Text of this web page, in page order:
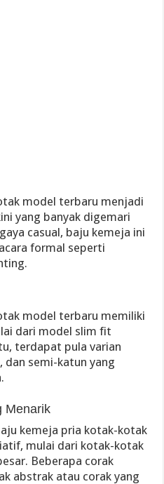
model terbaru menjadi
yang banyak digemari
casual, baju kemeja ini
formal seperti
model terbaru memiliki
dari model slim fit
terdapat pula varian
dan semi-katun yang
Menarik
kemeja pria kotak-kotak
mulai dari kotak-kotak
Beberapa corak
abstrak atau corak yang